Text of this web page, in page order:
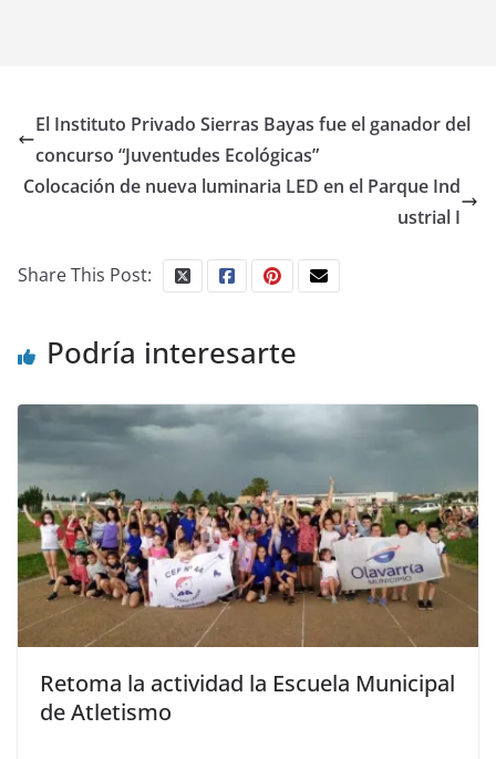
El Instituto Privado Sierras Bayas fue el ganador del
concurso “Juventudes Ecológicas”
Colocación de nueva luminaria LED en el Parque Ind
ustrial I
Share This Post:
Podría interesarte
Retoma la actividad la Escuela Municipal
de Atletismo